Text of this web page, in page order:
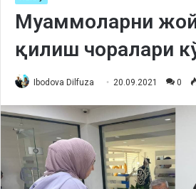
Муаммоларни
қилиш чоралари
Ibodova Dilfuza 20.09.2021 0